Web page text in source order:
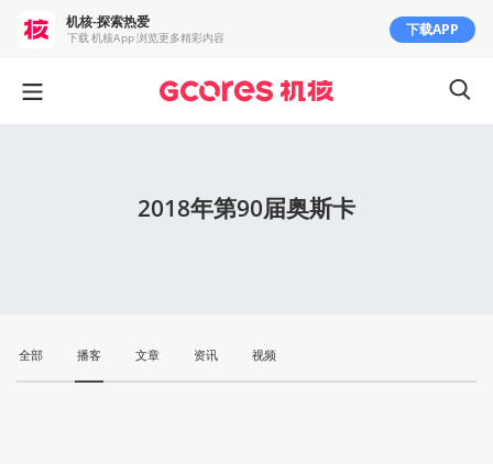
2018年第90届奥斯卡
全部 播客 文章 资讯 视频
机核-探索热爱
下载 机核App 浏览更多精彩内容 下载APP